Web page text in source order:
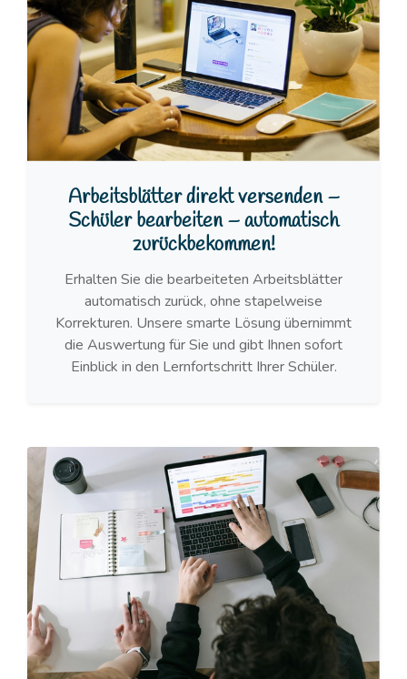
Arbeitsblätter direkt versenden –
Schüler bearbeiten – automatisch
zurückbekommen!
Erhalten Sie die bearbeiteten Arbeitsblätter
automatisch zurück, ohne stapelweise
Korrekturen. Unsere smarte Lösung übernimmt
die Auswertung für Sie und gibt Ihnen sofort
Einblick in den Lernfortschritt Ihrer Schüler.